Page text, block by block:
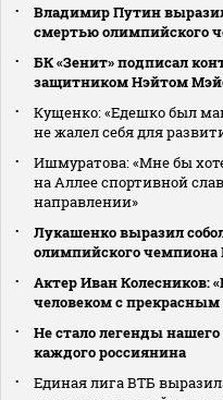
Владимир Путин
смертью олимпийского
БК «Зенит» подписал
защитником Нэйтом
Кущенко: «Едешко был
не жалел себя для
Ишмуратова: «Мне бы
на Аллее спортивной
направлении»
Лукашенко выразил
олимпийского чемпиона
Актер Иван Колесников:
человеком с
Не стало легенды
каждого россиянина
Единая лига ВТБ